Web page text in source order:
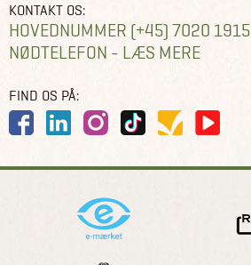
KONTAKT OS:
HOVEDNUMMER (+45) 7020 1915
NØDTELEFON - LÆS MERE
FIND OS PÅ: